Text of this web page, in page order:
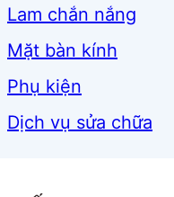
Lam chắn nắng
Mặt bàn kính
Phụ kiện
Dịch vụ sửa chữa